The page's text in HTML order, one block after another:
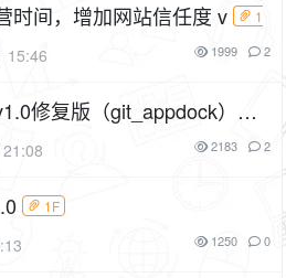
时间，增加网站信任度 v
1
15:46 1999 2
修复版（git_appdock），
加载失败的问题
1P 1F
2183 2
1F
1250 0